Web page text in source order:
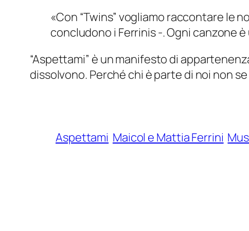
«Con “Twins” vogliamo raccontare le
concludono i Ferrinis -. Ogni canzone è
“Aspettami” è un manifesto di
dissolvono. Perché chi è parte di noi non
Aspettami Maicol e Mattia Ferrini